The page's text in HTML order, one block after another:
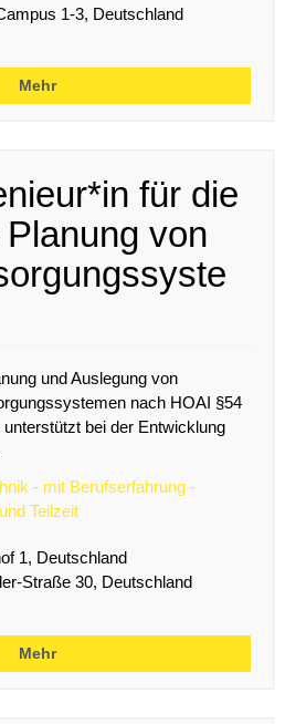
1-3, Deutschland
Mehr
für die
von
und Auslegung von
nach HOAI §54
bei der Entwicklung
- mit Berufserfahrung -
Teilzeit
1, Deutschland
Straße 30, Deutschland
Mehr